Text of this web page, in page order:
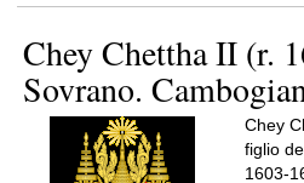
Chey Chettha II (r.
Sovrano.
Chey
figlio
1603-